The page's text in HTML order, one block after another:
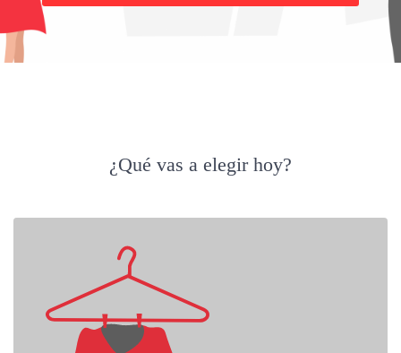
¿Qué vas a elegir hoy?